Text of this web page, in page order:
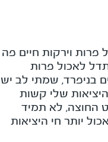
פרות וירקות חיים פה
לאכול פרות
בניפרד, שמתי לב יש
שלי קשות
החוצה, לא תמיד
יותר חי היציאות